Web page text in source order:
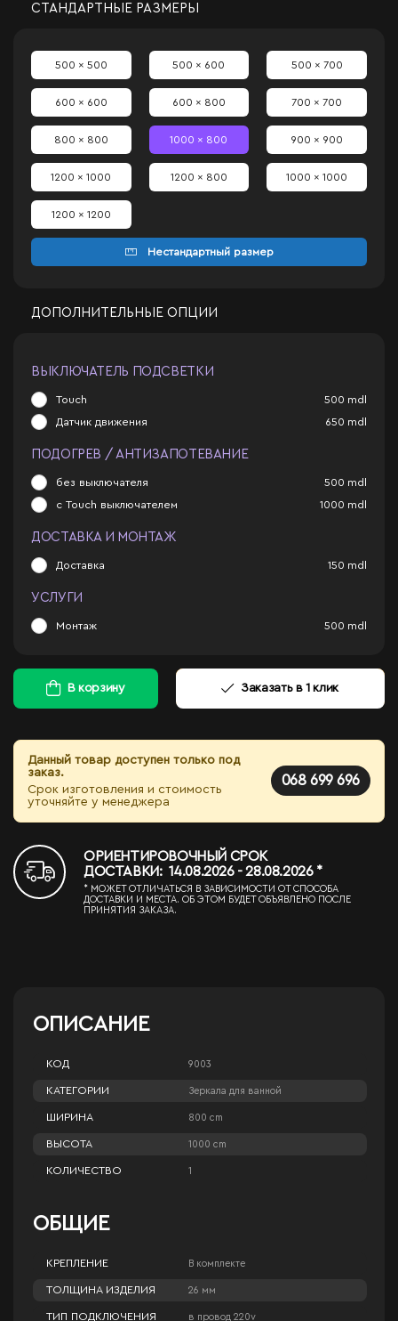
СТАНДАРТНЫЕ РАЗМЕРЫ
500 x 500 500 x 600 500 x 700
600 x 600 600 x 800 700 x 700
800 x 800 1000 x 800 900 x 900
1200 x 1000 1200 x 800 1000 x 1000
1200 x 1200
Нестандартный размер
ДОПОЛНИТЕЛЬНЫЕ ОПЦИИ
ВЫКЛЮЧАТЕЛЬ ПОДСВЕТКИ
Touch 500 mdl
Датчик движения 650 mdl
ПОДОГРЕВ / АНТИЗАПОТЕВАНИЕ
без выключателя 500 mdl
с Touch выключателем 1000 mdl
ДОСТАВКА И МОНТАЖ
Доставка 150 mdl
УСЛУГИ
Монтаж 500 mdl
В корзину Заказать в 1 клик
Данный товар доступен только под
заказ.
Срок изготовления и стоимость
уточняйте у менеджера
068 699 696
ОРИЕНТИРОВОЧНЫЙ СРОК
ДОСТАВКИ: 14.08.2026 - 28.08.2026 *
* МОЖЕТ ОТЛИЧАТЬСЯ В ЗАВИСИМОСТИ ОТ СПОСОБА
ДОСТАВКИ И МЕСТА. ОБ ЭТОМ БУДЕТ ОБЪЯВЛЕНО ПОСЛЕ
ПРИНЯТИЯ ЗАКАЗА.
ОПИСАНИЕ
КОД 9003
КАТЕГОРИИ Зеркала для ванной
ШИРИНА 800 cm
ВЫСОТА 1000 cm
КОЛИЧЕСТВО 1
ОБЩИЕ
КРЕПЛЕНИЕ В комплекте
ТОЛЩИНА ИЗДЕЛИЯ 26 мм
ТИП ПОДКЛЮЧЕНИЯ в провод 220v